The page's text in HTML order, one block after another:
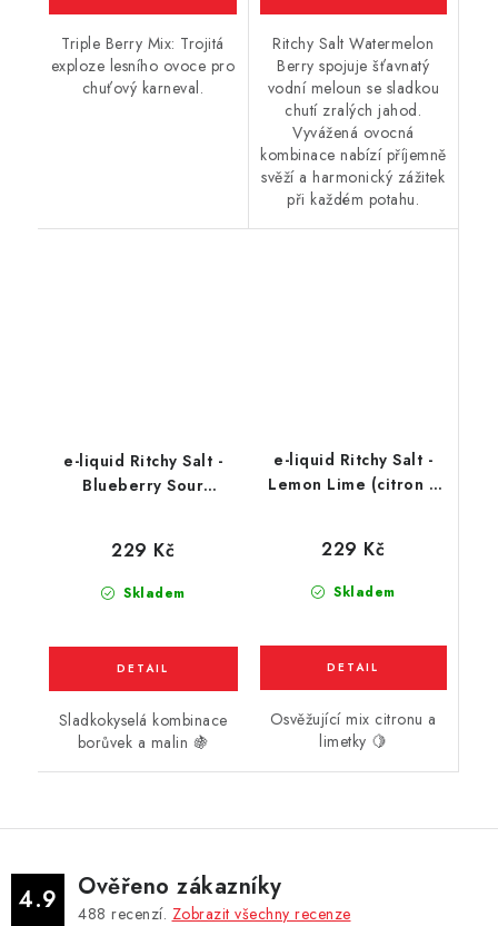
Triple Berry Mix: Trojitá
exploze lesního ovoce pro
chuťový karneval.
Ritchy Salt Watermelon
Berry spojuje šťavnatý
vodní meloun se sladkou
chutí zralých jahod.
Vyvážená ovocná
kombinace nabízí příjemně
svěží a harmonický zážitek
při každém potahu.
e-liquid Ritchy Salt -
Blueberry Sour
Skladem
229 Kč
Sladkokyselá kombinace
borůvek a malin 🍇
e-liquid Ritchy Salt -
Lemon Lime (citron a
Skladem
229 Kč
Osvěžující mix citronu a
limetky 🍋
4.9 Ověřeno zákazníky
488 recenzí. Zobrazit všechny recenze